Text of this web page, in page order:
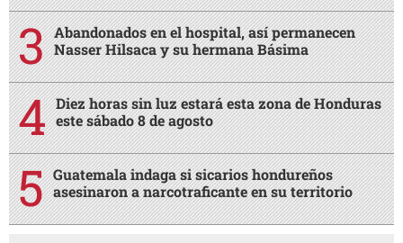
Abandonados en el hospital, así permanecen
Nasser Hilsaca y su hermana Básima
Diez horas sin luz estará esta zona de Honduras
este sábado 8 de agosto
Guatemala indaga si sicarios hondureños
asesinaron a narcotraficante en su territorio